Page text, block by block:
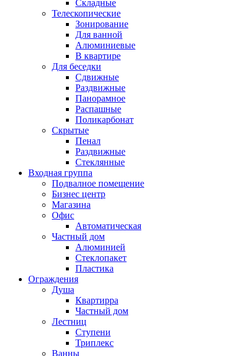
Складные
Телескопические
Зонирование
Для ванной
Алюминиевые
В квартире
Для беседки
Сдвижные
Раздвижные
Панорамное
Распашные
Поликарбонат
Скрытые
Пенал
Раздвижные
Стеклянные
Входная группа
Подвалное помещение
Бизнес центр
Магазина
Офис
Автоматическая
Частный дом
Алюминией
Стеклопакет
Пластика
Ограждения
Душа
Квартирра
Частный дом
Лестниц
Ступени
Триплекс
Ванны